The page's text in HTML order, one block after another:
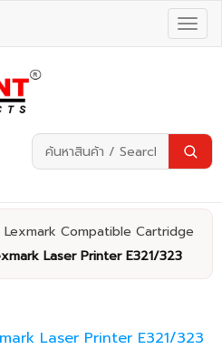
Lexmark Compatible Cartridge
Laser Printer E321/323
Laser Printer E321/323